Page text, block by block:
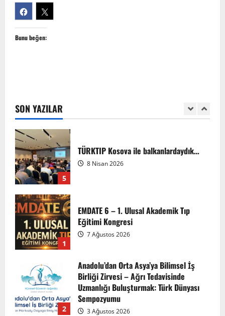
Bunu beğen:
SON YAZILAR4
5
TÜRKTIP Kosova ile balkanlardaydık…
8 Nisan 2026
1
EMDATE 6 – 1. Ulusal Akademik Tıp
Eğitimi Kongresi
7 Ağustos 2026
2
Anadolu’dan Orta Asya’ya Bilimsel İş
Birliği Zirvesi – Ağrı Tedavisinde
Uzmanlığı Buluşturmak: Türk Dünyası
Sempozyumu
3 Ağustos 2026